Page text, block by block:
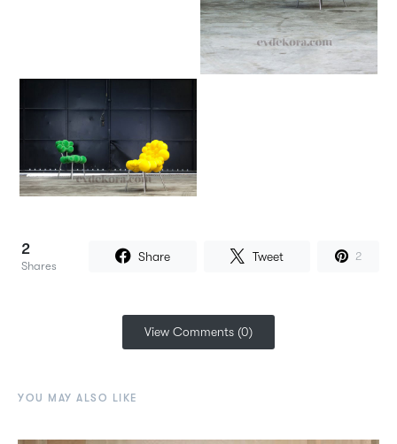
2
Shares
Share Tweet 2
View Comments (0)
YOU MAY ALSO LIKE